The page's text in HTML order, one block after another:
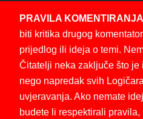
PRAVILA KOMENTIRANJA
biti kritika drugog
prijedlog ili ideja o temi.
Čitatelji neka zaključe što
nego napredak svih
uvjeravanja. Ako nemate
budete li respektirali